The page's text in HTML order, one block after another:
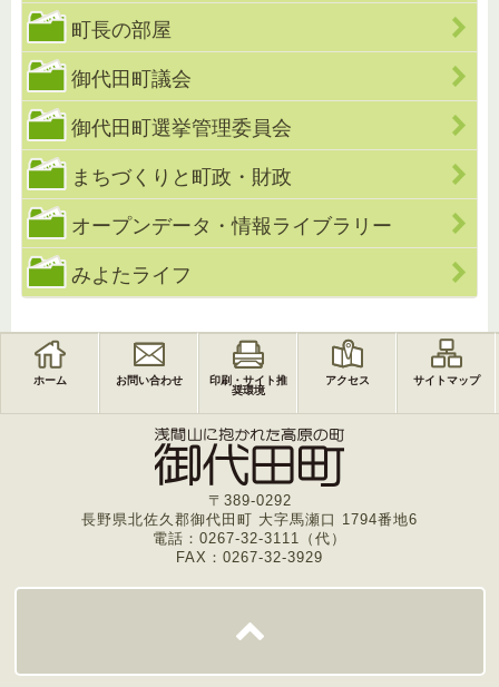
町長の部屋
御代田町議会
御代田町選挙管理委員会
まちづくりと町政・財政
オープンデータ・情報ライブラリー
みよたライフ
ホーム お問い合わせ
印刷・サイト推
奨環境
アクセス サイトマップ
〒389-0292
長野県北佐久郡御代田町 大字馬瀬口 1794番地6
電話：0267-32-3111（代）
FAX：0267-32-3929